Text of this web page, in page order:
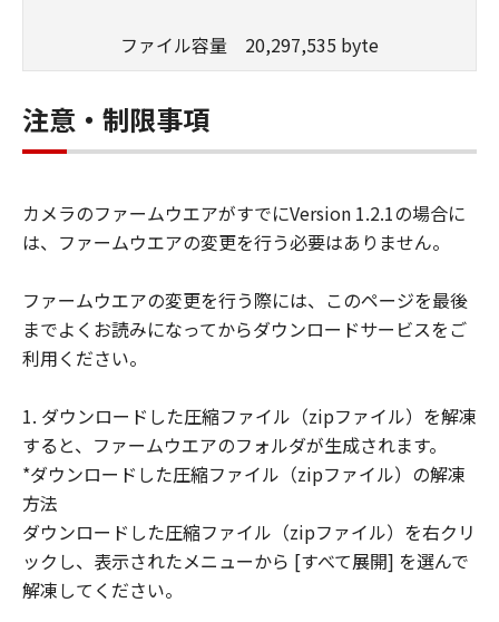
デジタルカメラ製品において使用すること
ができます。
(2) 「本契約」に明示的に定める場合を除
き、キヤノンおよびキヤノンのライセンサ
ーのいかなる知的財産権も、明示たると黙
客様に譲渡あるいは許諾されるものではあ
りません。
ソースソフトウェアが含まれております。
かかるオープンソースソフトウェアに対し
ては、「本契約」のいかなる規定にもかか
オンラインマニュアルまたは機種仕様が記
載されたウェブページに記載されたオープ
ンソースソフトウェアの使用条件がそれぞ
制限
(1) 「本契約」に明示的に定める場合を除
き、お客様は、「許諾ソフトウェア」を複
ファイル容量 20,297,535 byte
注意・制限事項
カメラのファームウエアがすでにVersion 1.2.1の場合に
は、ファームウエアの変更を行う必要はありません。
ファームウエアの変更を行う際には、このページを最後
までよくお読みになってからダウンロードサービスをご
利用ください。
1. ダウンロードした圧縮ファイル（zipファイル）を解凍
すると、ファームウエアのフォルダが生成されます。
*ダウンロードした圧縮ファイル（zipファイル）の解凍
方法
ダウンロードした圧縮ファイル（zipファイル）を右クリ
ックし、表示されたメニューから [すべて展開] を選んで
解凍してください。